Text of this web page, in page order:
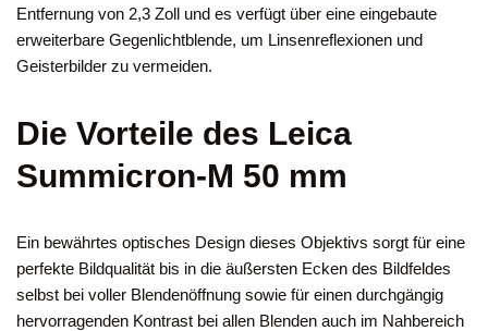
Entfernung von 2,3 Zoll und es verfügt über eine eingebaute
erweiterbare Gegenlichtblende, um Linsenreflexionen und
Geisterbilder zu vermeiden.
Die Vorteile des Leica
Summicron-M 50 mm
Ein bewährtes optisches Design dieses Objektivs sorgt für eine
perfekte Bildqualität bis in die äußersten Ecken des Bildfeldes
selbst bei voller Blendenöffnung sowie für einen durchgängig
hervorragenden Kontrast bei allen Blenden auch im Nahbereich